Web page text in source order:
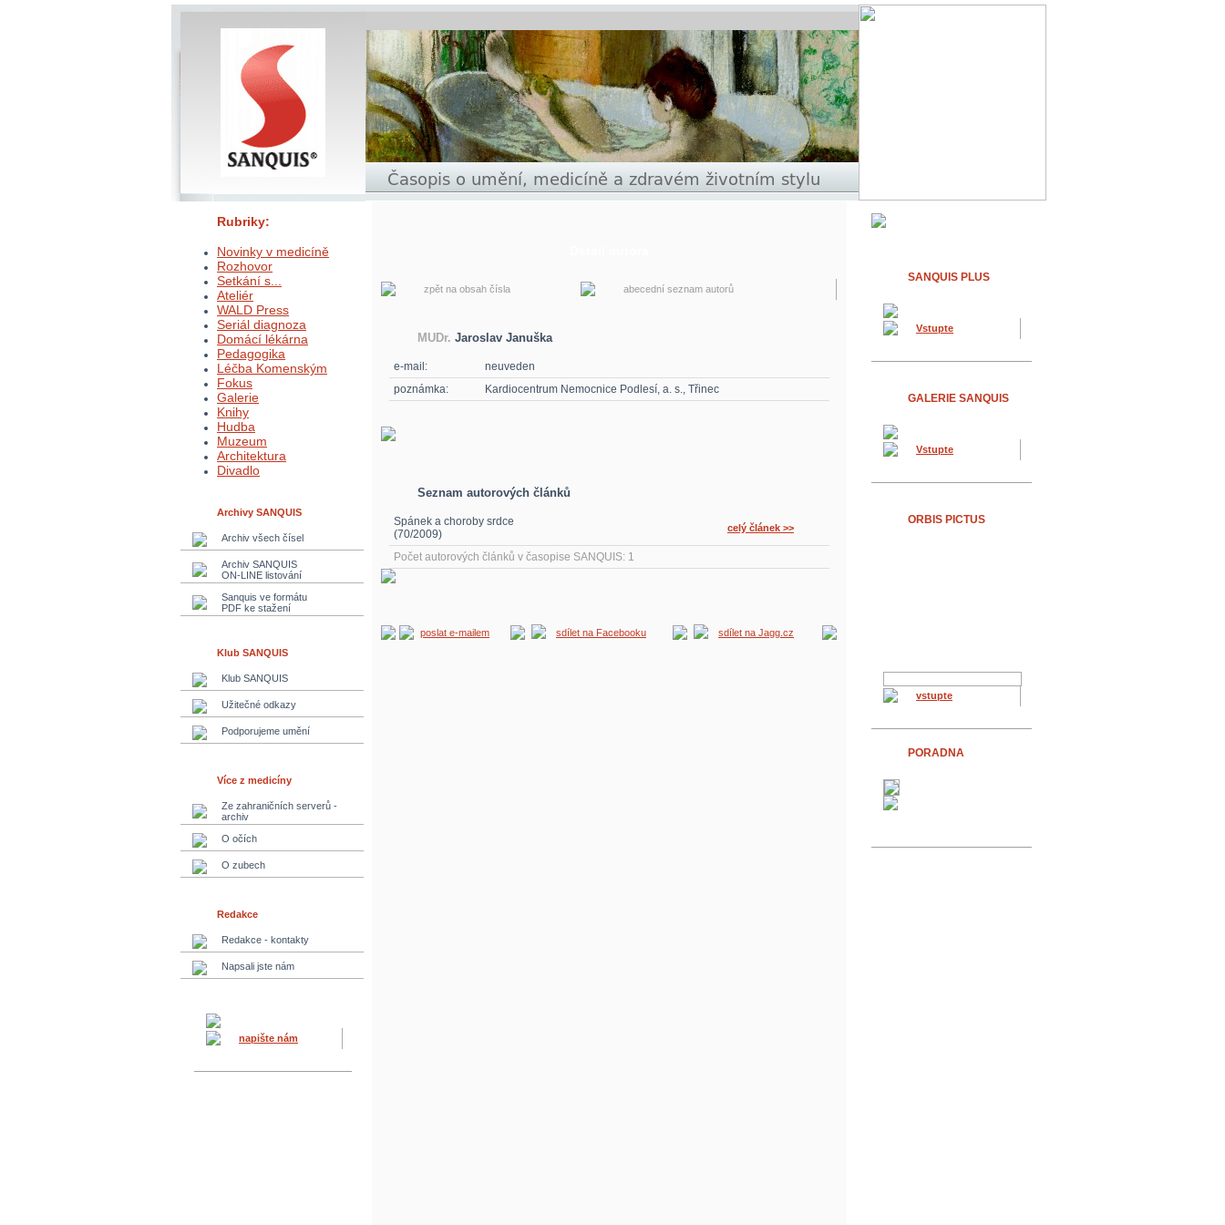
Rubriky:
Novinky v medicíně
Rozhovor
Setkání s...
Ateliér
WALD Press
Seriál diagnoza
Domácí lékárna
Pedagogika
Léčba Komenským
Fokus
Galerie
Knihy
Hudba
Muzeum
Architektura
Divadlo
Archivy SANQUIS
Archiv všech čísel
Archiv SANQUIS
ON-LINE listování
Sanquis ve formátu
PDF ke stažení
Klub SANQUIS
Klub SANQUIS
Užitečné odkazy
Podporujeme umění
Více z medicíny
Ze zahraničních serverů -
archiv
O očích
O zubech
Redakce
Redakce - kontakty
Napsali jste nám
napište nám
zpět na obsah čísla abecední seznam autorů
MUDr. Jaroslav Januška
e-mail:
neuveden
poznámka:
Kardiocentrum Nemocnice Podlesí, a. s., Třinec
Seznam autorových článků
Spánek a choroby srdce
(70/2009)
celý článek >>
Počet autorových článků v časopise SANQUIS: 1
poslat e-mailem sdílet na Facebooku sdílet na Jagg.cz
SANQUIS PLUS
Vstupte
GALERIE SANQUIS
Vstupte
ORBIS PICTUS
vstupte
PORADNA